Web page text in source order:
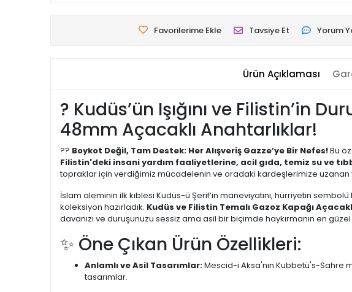
Favorilerime Ekle Tavsiye Et Yorum
Ürün Açıklaması
? Kudüs’ün Işığını ve Filistin’in
48mm Açacaklı Anahtarlıklar!
?? Boykot Değil, Tam Destek: Her Alışveriş Gazze’ye Bir Nefes!Bu
Filistin'deki insani yardım faaliyetlerine, acil gıda, temiz su ve
topraklar için verdiğimiz mücadelenin ve oradaki kardeşlerimize uzanan
İslam aleminin ilk kıblesi Kudüs-ü Şerif’in maneviyatını, hürriyetin
koleksiyon hazırladık. Kudüs ve Filistin Temalı Gazoz Kapağı
davanızı ve duruşunuzu sessiz ama asil bir biçimde haykırmanın en
✨ Öne Çıkan Ürün Özellikleri:
Anlamlı ve Asil Tasarımlar:Mescid-i Aksa'nın Kubbetü's-Sahre
tasarımlar.